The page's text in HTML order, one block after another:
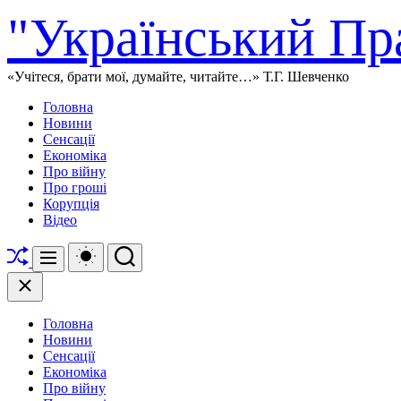
до
вмісту
"Український
«Учітеся, брати мої, думайте, читайте…» Т.Г. Шевченко
Головна
Новини
Сенсації
Економіка
Про війну
Про гроші
Корупція
Відео
Перетасувати
Меню
Перемикач
кольорового
Пошук
Закрити
Головна
Новини
Сенсації
Економіка
Про війну